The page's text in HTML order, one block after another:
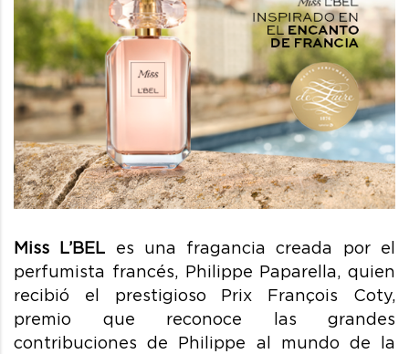
Miss L’BEL es una fragancia creada por el
perfumista francés, Philippe Paparella, quien
recibió el prestigioso Prix François Coty,
premio que reconoce las grandes
contribuciones de Philippe al mundo de la